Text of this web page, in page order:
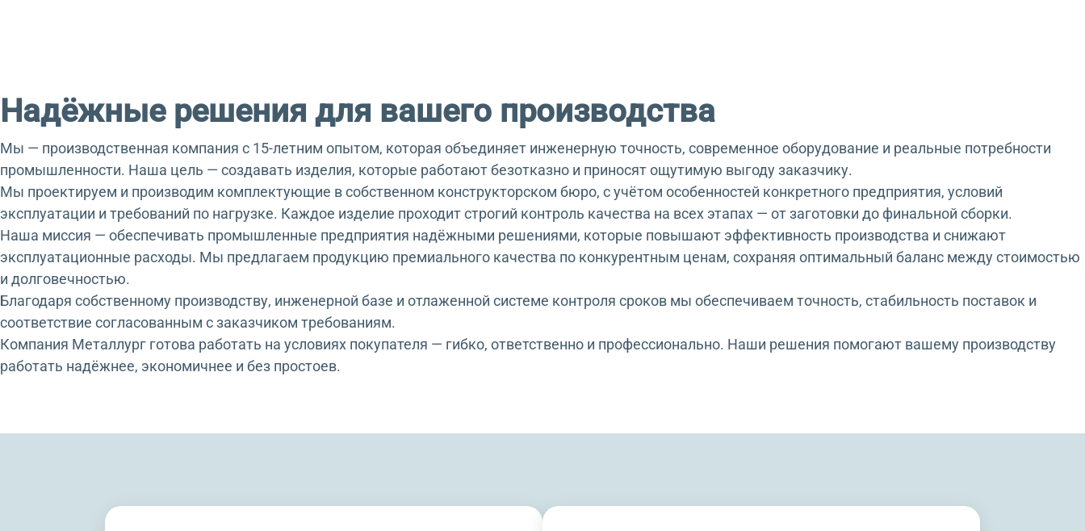
Надёжные решения для вашего производства
Мы — производственная компания с 15-летним опытом, которая объединяет инженерную точность, современное оборудование и реальные потребности
промышленности. Наша цель — создавать изделия, которые работают безотказно и приносят ощутимую выгоду заказчику.
Мы проектируем и производим комплектующие в собственном конструкторском бюро, с учётом особенностей конкретного предприятия, условий
эксплуатации и требований по нагрузке. Каждое изделие проходит строгий контроль качества на всех этапах — от заготовки до финальной сборки.
Наша миссия — обеспечивать промышленные предприятия надёжными решениями, которые повышают эффективность производства и снижают
эксплуатационные расходы. Мы предлагаем продукцию премиального качества по конкурентным ценам, сохраняя оптимальный баланс между стоимостью
и долговечностью.
Благодаря собственному производству, инженерной базе и отлаженной системе контроля сроков мы обеспечиваем точность, стабильность поставок и
соответствие согласованным с заказчиком требованиям.
Компания Металлург готова работать на условиях покупателя — гибко, ответственно и профессионально. Наши решения помогают вашему производству
работать надёжнее, экономичнее и без простоев.